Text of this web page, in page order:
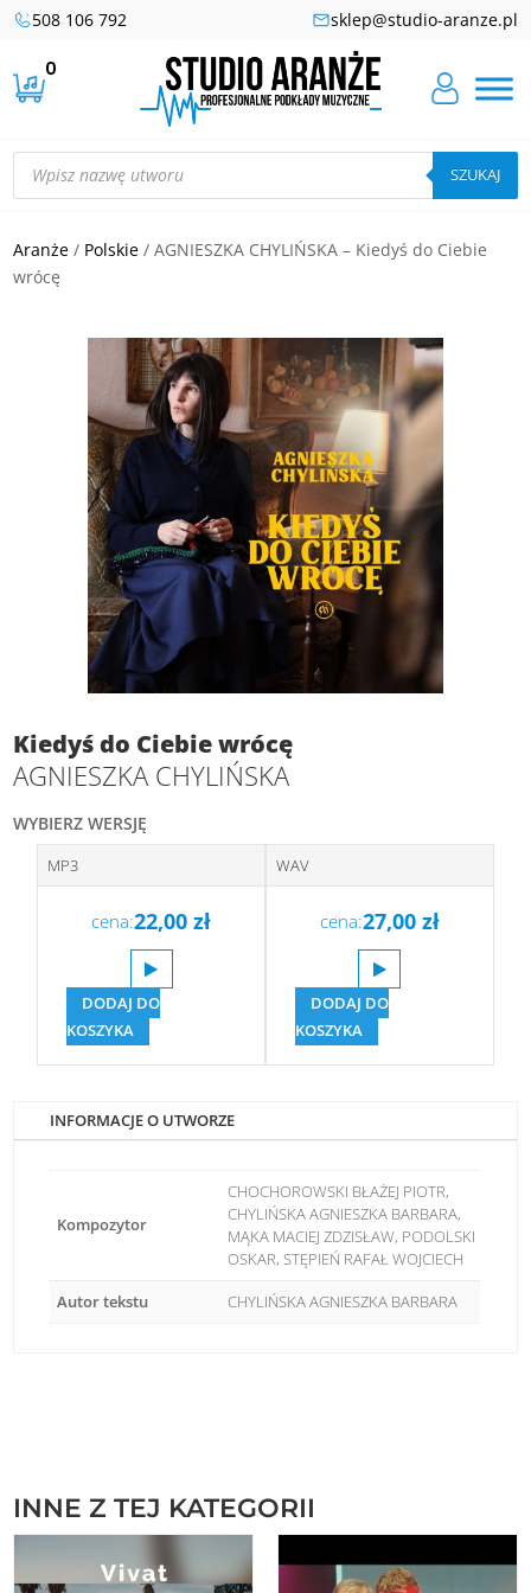
508 106 792 sklep@studio-aranze.pl
0
Wyszukiwarka
produktów SZUKAJ
Aranże / Polskie / AGNIESZKA CHYLIŃSKA – Kiedyś do Ciebie
wrócę
Kiedyś do Ciebie wrócę
AGNIESZKA CHYLIŃSKA
WYBIERZ WERSJĘ
MP3
cena:22,00zł
DODAJ DO
KOSZYKA
WAV
cena:27,00 zł
DODAJ DO
KOSZYKA
INFORMACJE O UTWORZE
Kompozytor
CHOCHOROWSKI BŁAŻEJ PIOTR,
CHYLIŃSKA AGNIESZKA BARBARA,
MĄKA MACIEJ ZDZISŁAW, PODOLSKI
OSKAR, STĘPIEŃ RAFAŁ WOJCIECH
Autor tekstu
CHYLIŃSKA AGNIESZKA BARBARA
INNE Z TEJ KATEGORII